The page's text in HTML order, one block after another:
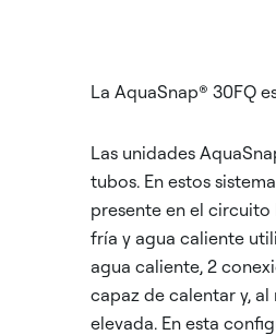
La AquaSnap® 30FQ
Las unidades
tubos. En estos
presente en el
fría y agua caliente
agua caliente, 2
capaz de calentar y,
elevada. En esta